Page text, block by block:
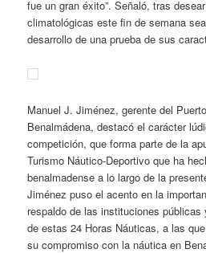
fue un gran éxito”. Señaló, tras
climatológicas este fin de semana
desarrollo de una prueba de sus
Manuel J. Jiménez, gerente del
Benalmádena, destacó el carácter
competición, que forma parte de la
Turismo Náutico-Deportivo que ha
benalmadense a lo largo de la
Jiménez puso el acento en la
respaldo de las instituciones
de estas 24 Horas Náuticas, a las
su compromiso con la náutica en